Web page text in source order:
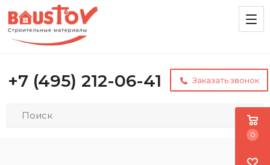
+7 (495) 212-06-41 Заказать звонок
0